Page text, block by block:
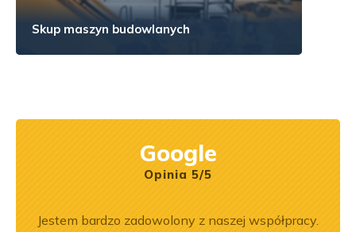
Skup maszyn budowlanych
Google
Opinia 5/5
Jestem bardzo zadowolony z naszej współpracy.